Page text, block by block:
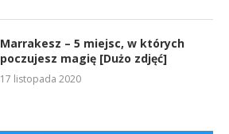
Marrakesz – 5 miejsc, w których
poczujesz magię [Dużo zdjęć]
17 listopada 2020